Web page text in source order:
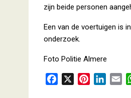
zijn beide personen
Een van de voertuigen is
onderzoek.
Foto Politie Almere